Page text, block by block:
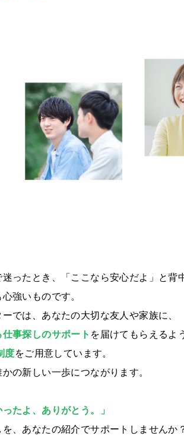
ったとき、「ここなら安心だよ」と背
強いものです。
では、あなたの大切な友人や家族に、
事探しのサポート を届けてもらえるよ
度をご用意しています。
の新しい一歩につながります。
たよ、ありがとう。」
、あなたの紹介でサポートしませんか